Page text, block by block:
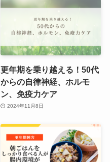
更年期を乗り越える！50代
からの自律神経、ホルモ
ン、免疫力ケア
2024年11月8日